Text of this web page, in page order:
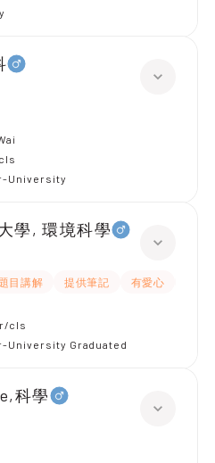
University
學, 環境科學
題目講解 提供筆記 有愛心
cls
University Graduated
科學